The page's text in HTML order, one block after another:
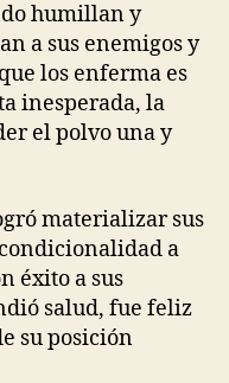
humillan y
a sus enemigos y
los enferma es
inesperada, la
el polvo una y
materializar sus
a
éxito a sus
salud, fue feliz
su posición